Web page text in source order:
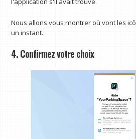
Nous allons vous montrer où vont les
un instant.
4. Confirmez votre choix